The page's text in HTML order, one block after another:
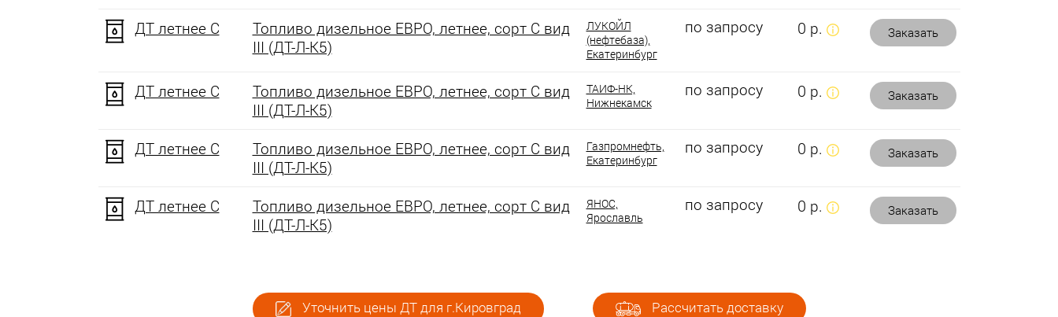
ДТ летнее C
Топливо дизельное ЕВРО, летнее, сорт С вид
III (ДТ-Л-К5)
ЛУКОЙЛ
(нефтебаза),
Екатеринбург
по запросу 0 р. Заказать
ДТ летнее C
Топливо дизельное ЕВРО, летнее, сорт С вид
III (ДТ-Л-К5)
ТАИФ-НК,
Нижнекамск
по запросу 0 р. Заказать
ДТ летнее C
Топливо дизельное ЕВРО, летнее, сорт С вид
III (ДТ-Л-К5)
Газпромнефть,
Екатеринбург
по запросу 0 р. Заказать
ДТ летнее C
Топливо дизельное ЕВРО, летнее, сорт С вид
III (ДТ-Л-К5)
ЯНОС,
Ярославль
по запросу 0 р. Заказать
Уточнить цены ДТ для г.Кировград Рассчитать доставку